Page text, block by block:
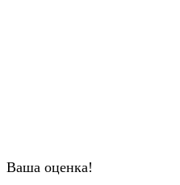
Ваша оценка!